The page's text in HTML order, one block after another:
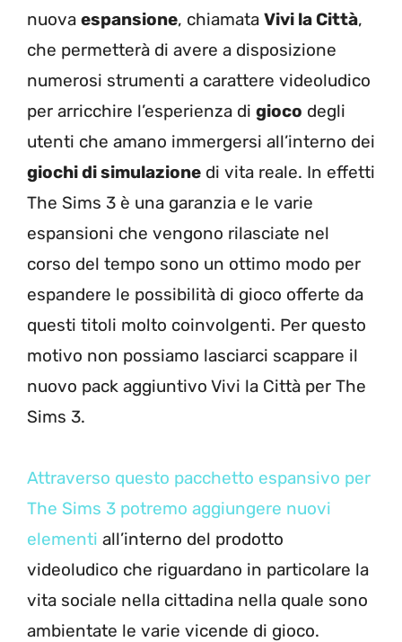
nuova espansione, chiamata Vivi la Città,
che permetterà di avere a disposizione
numerosi strumenti a carattere videoludico
per arricchire l’esperienza di gioco degli
utenti che amano immergersi all’interno dei
giochi di simulazione di vita reale. In effetti
The Sims 3 è una garanzia e le varie
espansioni che vengono rilasciate nel
corso del tempo sono un ottimo modo per
espandere le possibilità di gioco offerte da
questi titoli molto coinvolgenti. Per questo
motivo non possiamo lasciarci scappare il
nuovo pack aggiuntivo Vivi la Città per The
Sims 3.
Attraverso questo pacchetto espansivo per
The Sims 3 potremo aggiungere nuovi
elementi all’interno del prodotto
videoludico che riguardano in particolare la
vita sociale nella cittadina nella quale sono
ambientate le varie vicende di gioco.